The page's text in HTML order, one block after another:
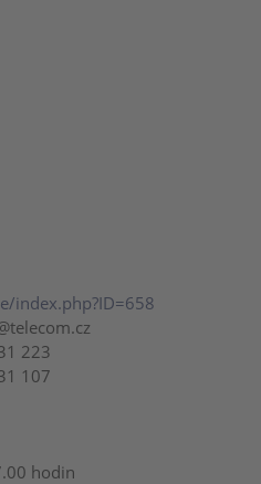
index.php?ID=658
223
107
hodin